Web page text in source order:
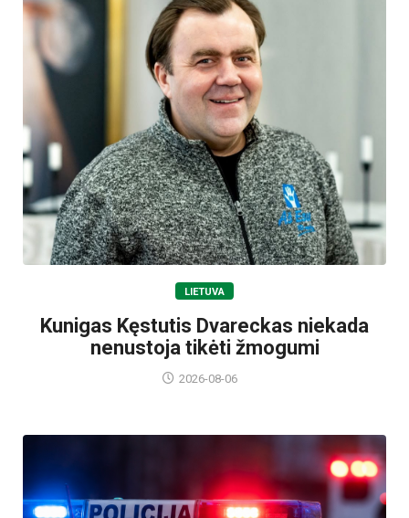
LIETUVA
Kunigas Kęstutis Dvareckas niekada
nenustoja tikėti žmogumi
2026-08-06